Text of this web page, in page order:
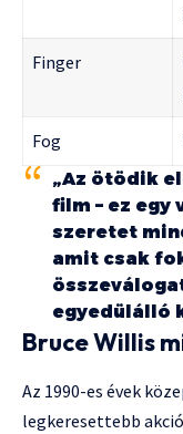
Finger
Fog
„Az ötödik
film – ez egy
szeretet
amit csak
egyedülálló
Bruce Willis
Az 1990-es évek
legkeresettebb